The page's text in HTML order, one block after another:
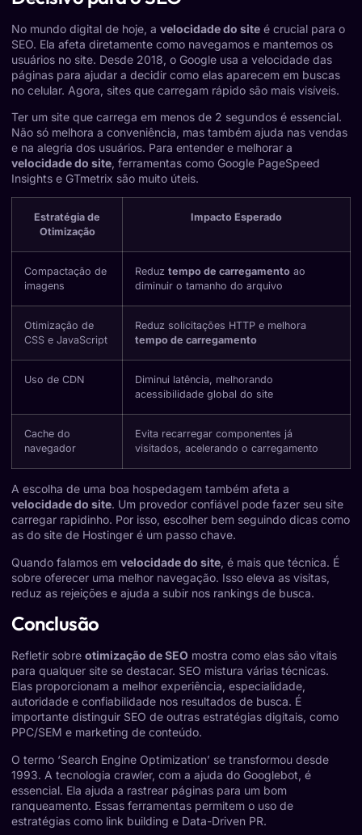
No mundo digital de hoje, a velocidade do site é crucial para o
SEO. Ela afeta diretamente como navegamos e mantemos os
usuários no site. Desde 2018, o Google usa a velocidade das
páginas para ajudar a decidir como elas aparecem em buscas
no celular. Agora, sites que carregam rápido são mais visíveis.
Ter um site que carrega em menos de 2 segundos é essencial.
Não só melhora a conveniência, mas também ajuda nas vendas
e na alegria dos usuários. Para entender e melhorar a
velocidade do site, ferramentas como Google PageSpeed
Insights e GTmetrix são muito úteis.
Estratégia de
Otimização
Impacto Esperado
Compactação de
imagens
Reduz tempo de carregamento ao
diminuir o tamanho do arquivo
Otimização de
CSS e JavaScript
Reduz solicitações HTTP e melhora
tempo de carregamento
Uso de CDN
Diminui latência, melhorando
acessibilidade global do site
Cache do
navegador
Evita recarregar componentes já
visitados, acelerando o carregamento
A escolha de uma boa hospedagem também afeta a
velocidade do site. Um provedor confiável pode fazer seu site
carregar rapidinho. Por isso, escolher bem seguindo dicas como
as do site de Hostinger é um passo chave.
Quando falamos em velocidade do site, é mais que técnica. É
sobre oferecer uma melhor navegação. Isso eleva as visitas,
reduz as rejeições e ajuda a subir nos rankings de busca.
Conclusão
Refletir sobre otimização de SEO mostra como elas são vitais
para qualquer site se destacar. SEO mistura várias técnicas.
Elas proporcionam a melhor experiência, especialidade,
autoridade e confiabilidade nos resultados de busca. É
importante distinguir SEO de outras estratégias digitais, como
PPC/SEM e marketing de conteúdo.
O termo ‘Search Engine Optimization’ se transformou desde
1993. A tecnologia crawler, com a ajuda do Googlebot, é
essencial. Ela ajuda a rastrear páginas para um bom
ranqueamento. Essas ferramentas permitem o uso de
estratégias como link building e Data-Driven PR.